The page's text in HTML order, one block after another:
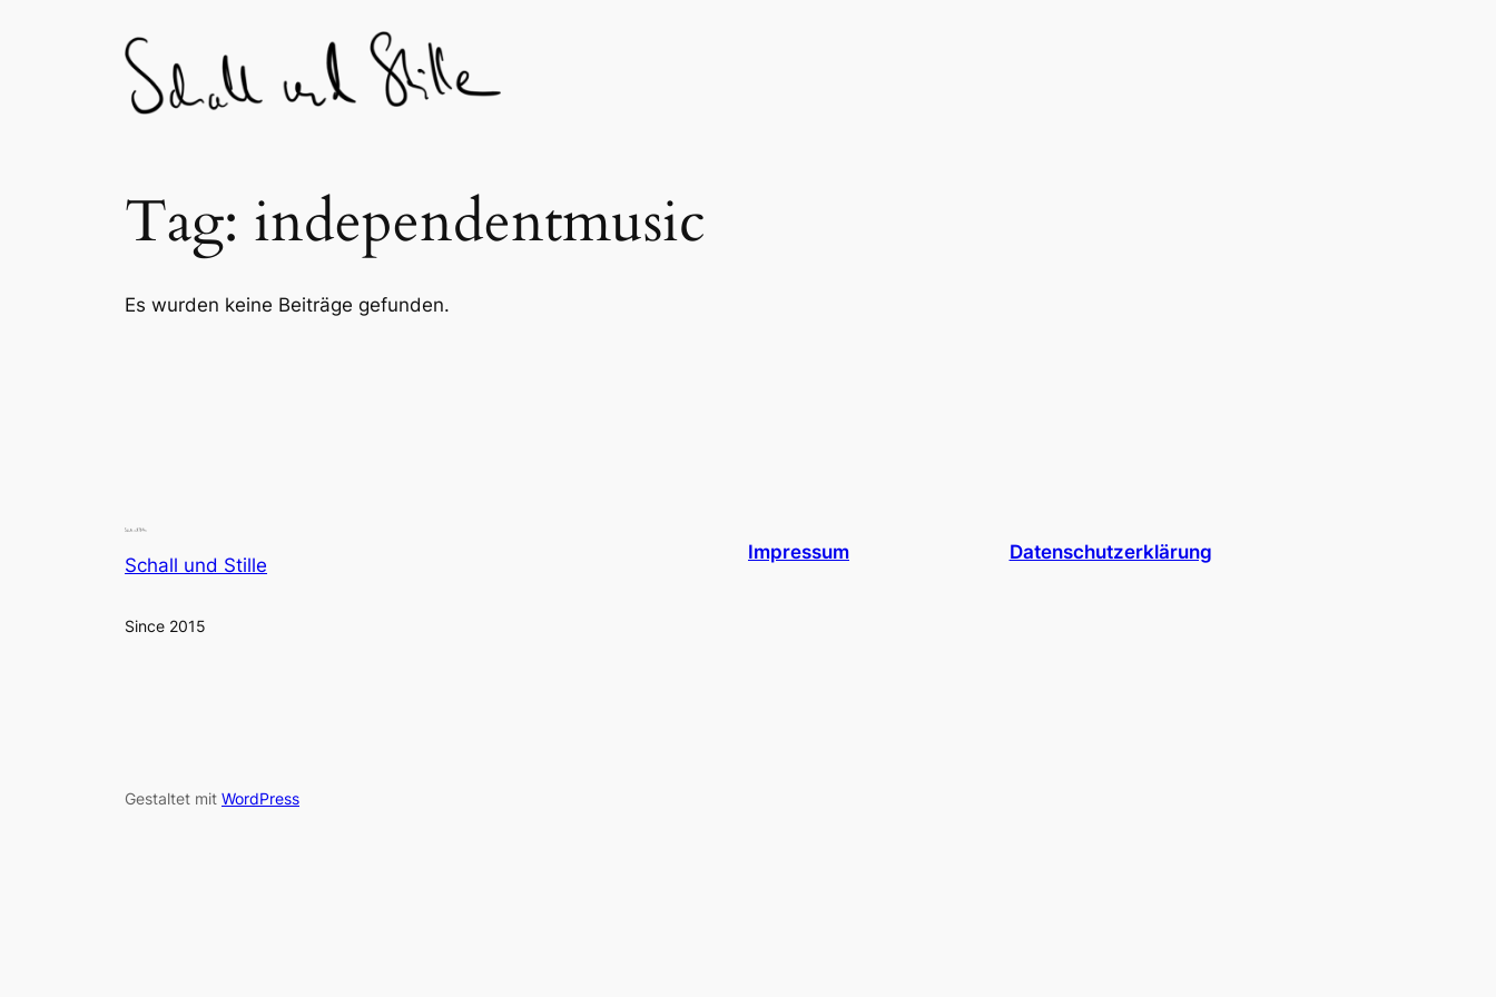
Tag: independentmusic
Es wurden keine Beiträge gefunden.
Schall und Stille
Since 2015
Impressum Datenschutzerklärung
Gestaltet mit WordPress